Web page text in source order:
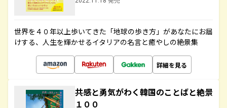
世界を４０年以上歩いてきた「地球の歩き方」があなたにお届
けする、人生を輝かせるイタリアの名言と癒やしの絶景集
詳細を見る
共感と勇気がわく韓国のことばと絶景
１００